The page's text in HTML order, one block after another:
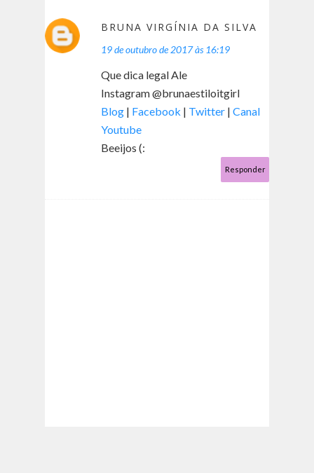
BRUNA VIRGÍNIA DA SILVA
19 de outubro de 2017 às 16:19
Que dica legal Ale
Instagram @brunaestiloitgirl
Blog | Facebook | Twitter | Canal
Youtube
Beeijos (:
Responder